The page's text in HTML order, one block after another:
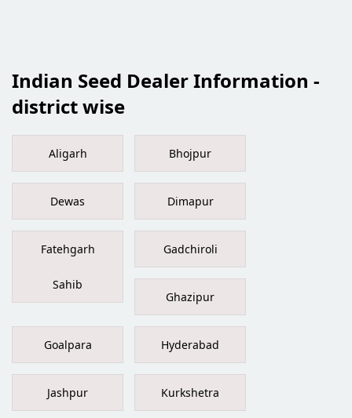
Indian Seed Dealer Information -
district wise
Aligarh Bhojpur
Dewas Dimapur
Fatehgarh
Sahib
Gadchiroli
Ghazipur
Goalpara Hyderabad
Jashpur Kurkshetra